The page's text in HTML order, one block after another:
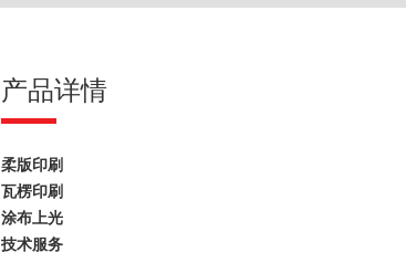
产品详情
柔版印刷
瓦楞印刷
涂布上光
技术服务